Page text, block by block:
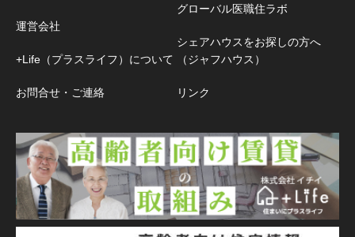
運営会社
+Life（プラスライフ）について
お問合せ・ご連絡
グローバル医職住ラボ
シェアハウスをお探しの方へ
（ジャフハウス）
リンク